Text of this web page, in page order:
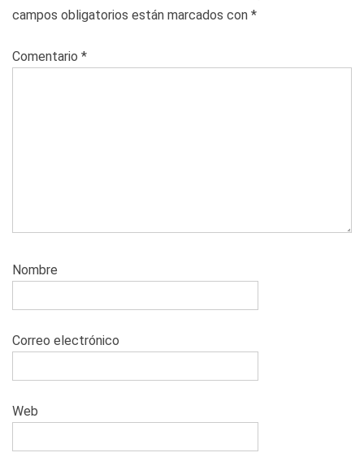
campos obligatorios están marcados con *
Comentario *
Nombre
Correo electrónico
Web